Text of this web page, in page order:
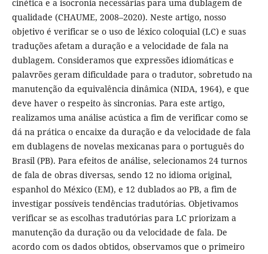
cinética e a isocronia necessárias para uma dublagem de
qualidade (CHAUME, 2008–2020). Neste artigo, nosso
objetivo é verificar se o uso de léxico coloquial (LC) e suas
traduções afetam a duração e a velocidade de fala na
dublagem. Consideramos que expressões idiomáticas e
palavrões geram dificuldade para o tradutor, sobretudo na
manutenção da equivalência dinâmica (NIDA, 1964), e que
deve haver o respeito às sincronias. Para este artigo,
realizamos uma análise acústica a fim de verificar como se
dá na prática o encaixe da duração e da velocidade de fala
em dublagens de novelas mexicanas para o português do
Brasil (PB). Para efeitos de análise, selecionamos 24 turnos
de fala de obras diversas, sendo 12 no idioma original,
espanhol do México (EM), e 12 dublados ao PB, a fim de
investigar possíveis tendências tradutórias. Objetivamos
verificar se as escolhas tradutórias para LC priorizam a
manutenção da duração ou da velocidade de fala. De
acordo com os dados obtidos, observamos que o primeiro